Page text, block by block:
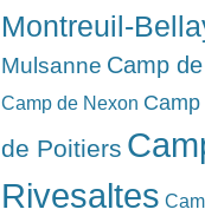
Montreuil-
Mulsanne Camp
Camp de Nexon
de Poitiers
Rivesaltes